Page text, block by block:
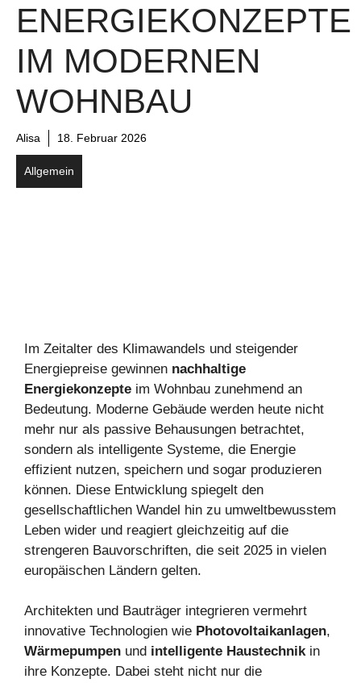
ENERGIEKONZEPTE
IM MODERNEN
WOHNBAU
Alisa 18. Februar 2026
Allgemein
Im Zeitalter des Klimawandels und steigender
Energiepreise gewinnen nachhaltige
Energiekonzepte im Wohnbau zunehmend an
Bedeutung. Moderne Gebäude werden heute nicht
mehr nur als passive Behausungen betrachtet,
sondern als intelligente Systeme, die Energie
effizient nutzen, speichern und sogar produzieren
können. Diese Entwicklung spiegelt den
gesellschaftlichen Wandel hin zu umweltbewusstem
Leben wider und reagiert gleichzeitig auf die
strengeren Bauvorschriften, die seit 2025 in vielen
europäischen Ländern gelten.
Architekten und Bauträger integrieren vermehrt
innovative Technologien wie Photovoltaikanlagen,
Wärmepumpen und intelligente Haustechnikin
ihre Konzepte. Dabei steht nicht nur die